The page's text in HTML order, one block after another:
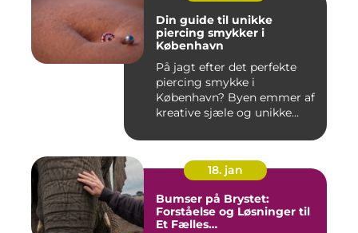
Din guide til unikke
piercing smykker i
København
På jagt efter det perfekte
piercing smykke i
København? Byen emmer af
kreative sjæle og unikke
18. jan
Bumser på Brystet:
Forståelse og Løsninger til
Et Fælles